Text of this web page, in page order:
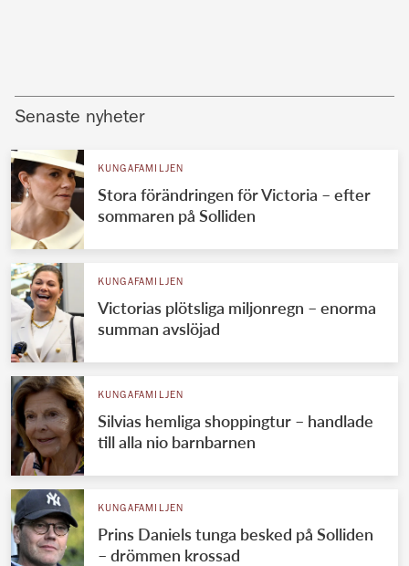
Senaste nyheter
KUNGAFAMILJEN
Stora förändringen för Victoria – efter
sommaren på Solliden
KUNGAFAMILJEN
Victorias plötsliga miljonregn – enorma
summan avslöjad
KUNGAFAMILJEN
Silvias hemliga shoppingtur – handlade
till alla nio barnbarnen
KUNGAFAMILJEN
Prins Daniels tunga besked på Solliden
– drömmen krossad